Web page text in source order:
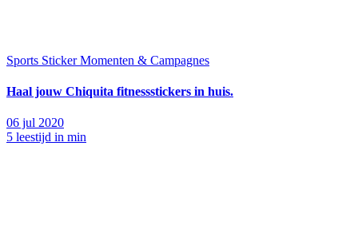
Sports Sticker Momenten & Campagnes
Haal jouw Chiquita fitnessstickers in huis.
06 jul 2020
5 leestijd in min